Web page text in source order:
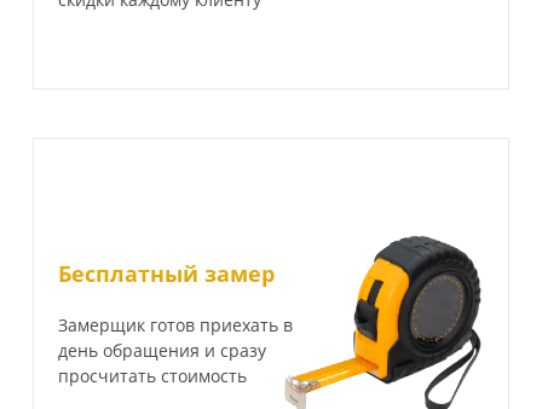
Бесплатный замер
Замерщик готов приехать в
день обращения и сразу
просчитать стоимость